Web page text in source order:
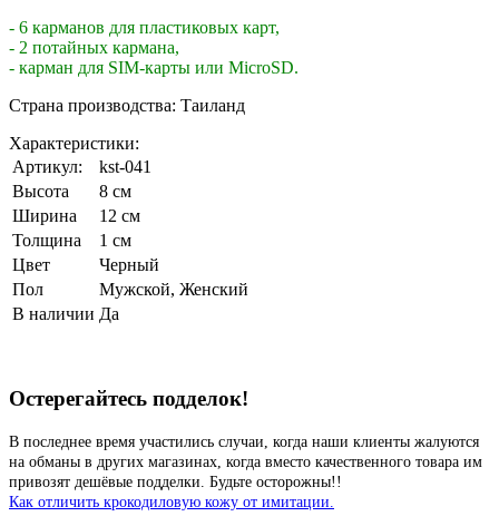
- 6 карманов для пластиковых карт,
- 2 потайных кармана,
- карман для SIM-карты или MicroSD.
Страна производства: Таиланд
Характеристики:
Артикул:
kst-041
Высота
8 см
Ширина
12 см
Толщина
1 см
Цвет
Черный
Пол
Мужской, Женский
В наличии Да
Остерегайтесь подделок!
В последнее время участились случаи, когда наши клиенты жалуются
на обманы в других магазинах, когда вместо качественного товара им
привозят дешёвые подделки. Будьте осторожны!!
Как отличить крокодиловую кожу от имитации.